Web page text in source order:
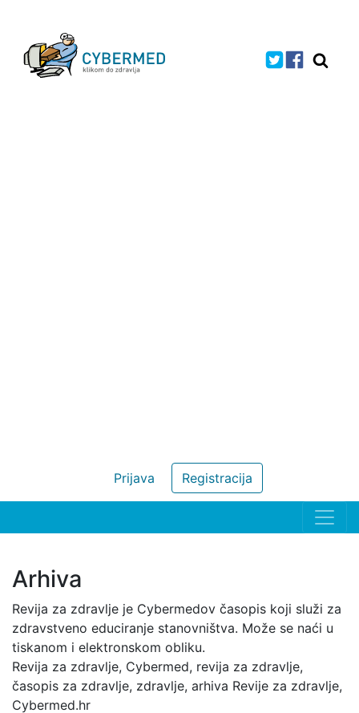
Registracija
Prijava
Arhiva
Revija za zdravlje je Cybermedov časopis koji služi za
zdravstveno educiranje stanovništva. Može se naći u
tiskanom i elektronskom obliku.
Revija za zdravlje, Cybermed, revija za zdravlje,
časopis za zdravlje, zdravlje, arhiva Revije za zdravlje,
Cybermed.hr